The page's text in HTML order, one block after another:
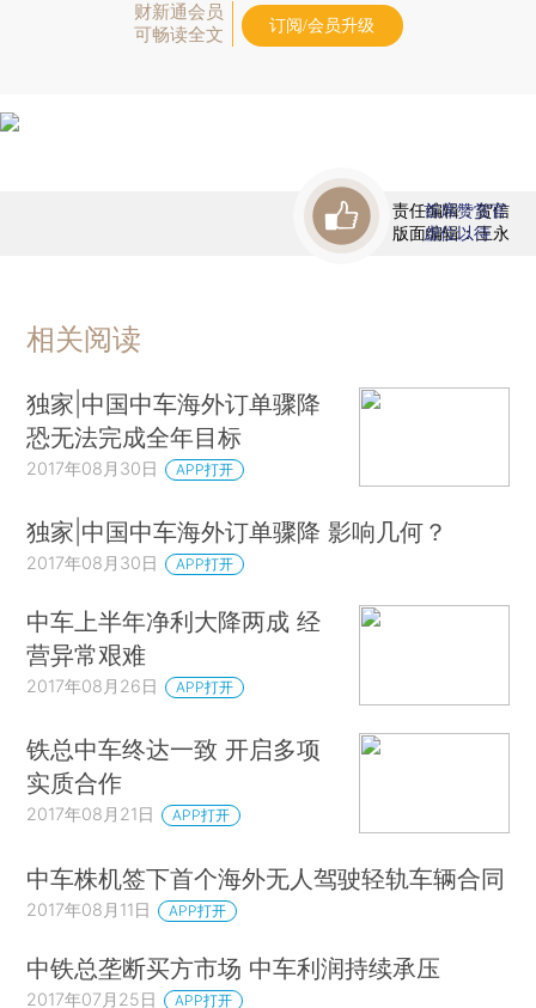
财新通会员
可畅读全文
订阅/会员升级
责任编辑：贺信
版面编辑：王永
首席赞赏官
虚位以待
相关阅读
独家|中国中车海外订单骤降
恐无法完成全年目标
2017年08月30日 APP打开
独家|中国中车海外订单骤降 影响几何？
2017年08月30日 APP打开
中车上半年净利大降两成 经
营异常艰难
2017年08月26日 APP打开
铁总中车终达一致 开启多项
实质合作
2017年08月21日 APP打开
中车株机签下首个海外无人驾驶轻轨车辆合同
2017年08月11日 APP打开
中铁总垄断买方市场 中车利润持续承压
2017年07月25日 APP打开